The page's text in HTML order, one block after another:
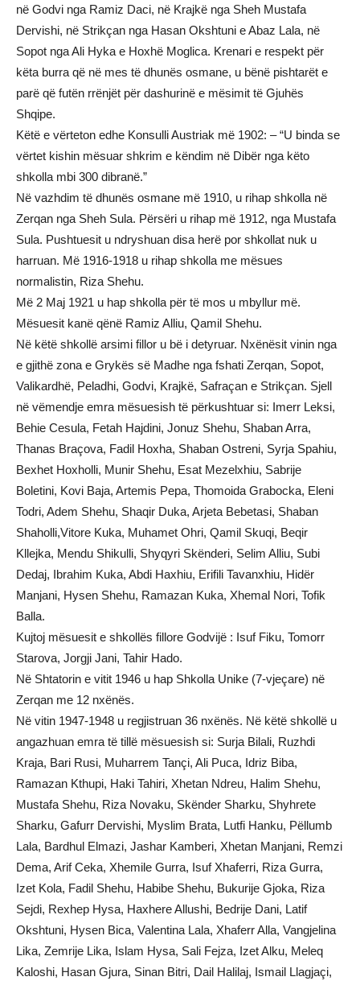
në Godvi nga Ramiz Daci, në Krajkë nga Sheh Mustafa
Dervishi, në Strikçan nga Hasan Okshtuni e Abaz Lala, në
Sopot nga Ali Hyka e Hoxhë Moglica. Krenari e respekt për
këta burra që në mes të dhunës osmane, u bënë pishtarët e
parë që futën rrënjët për dashurinë e mësimit të Gjuhës
Shqipe.
Këtë e vërteton edhe Konsulli Austriak më 1902: – “U binda se
vërtet kishin mësuar shkrim e këndim në Dibër nga këto
shkolla mbi 300 dibranë.”
Në vazhdim të dhunës osmane më 1910, u rihap shkolla në
Zerqan nga Sheh Sula. Përsëri u rihap më 1912, nga Mustafa
Sula. Pushtuesit u ndryshuan disa herë por shkollat nuk u
harruan. Më 1916-1918 u rihap shkolla me mësues
normalistin, Riza Shehu.
Më 2 Maj 1921 u hap shkolla për të mos u mbyllur më.
Mësuesit kanë qënë Ramiz Alliu, Qamil Shehu.
Në këtë shkollë arsimi fillor u bë i detyruar. Nxënësit vinin nga
e gjithë zona e Grykës së Madhe nga fshati Zerqan, Sopot,
Valikardhë, Peladhi, Godvi, Krajkë, Safraçan e Strikçan. Sjell
në vëmendje emra mësuesish të përkushtuar si: Imerr Leksi,
Behie Cesula, Fetah Hajdini, Jonuz Shehu, Shaban Arra,
Thanas Braçova, Fadil Hoxha, Shaban Ostreni, Syrja Spahiu,
Bexhet Hoxholli, Munir Shehu, Esat Mezelxhiu, Sabrije
Boletini, Kovi Baja, Artemis Pepa, Thomoida Grabocka, Eleni
Todri, Adem Shehu, Shaqir Duka, Arjeta Bebetasi, Shaban
Shaholli,Vitore Kuka, Muhamet Ohri, Qamil Skuqi, Beqir
Kllejka, Mendu Shikulli, Shyqyri Skënderi, Selim Alliu, Subi
Dedaj, Ibrahim Kuka, Abdi Haxhiu, Erifili Tavanxhiu, Hidër
Manjani, Hysen Shehu, Ramazan Kuka, Xhemal Nori, Tofik
Balla.
Kujtoj mësuesit e shkollës fillore Godvijë : Isuf Fiku, Tomorr
Starova, Jorgji Jani, Tahir Hado.
Në Shtatorin e vitit 1946 u hap Shkolla Unike (7-vjeçare) në
Zerqan me 12 nxënës.
Në vitin 1947-1948 u regjistruan 36 nxënës. Në këtë shkollë u
angazhuan emra të tillë mësuesish si: Surja Bilali, Ruzhdi
Kraja, Bari Rusi, Muharrem Tançi, Ali Puca, Idriz Biba,
Ramazan Kthupi, Haki Tahiri, Xhetan Ndreu, Halim Shehu,
Mustafa Shehu, Riza Novaku, Skënder Sharku, Shyhrete
Sharku, Gafurr Dervishi, Myslim Brata, Lutfi Hanku, Pëllumb
Lala, Bardhul Elmazi, Jashar Kamberi, Xhetan Manjani, Remzi
Dema, Arif Ceka, Xhemile Gurra, Isuf Xhaferri, Riza Gurra,
Izet Kola, Fadil Shehu, Habibe Shehu, Bukurije Gjoka, Riza
Sejdi, Rexhep Hysa, Haxhere Allushi, Bedrije Dani, Latif
Okshtuni, Hysen Bica, Valentina Lala, Xhaferr Alla, Vangjelina
Lika, Zemrije Lika, Islam Hysa, Sali Fejza, Izet Alku, Meleq
Kaloshi, Hasan Gjura, Sinan Bitri, Dail Halilaj, Ismail Llagjaçi,